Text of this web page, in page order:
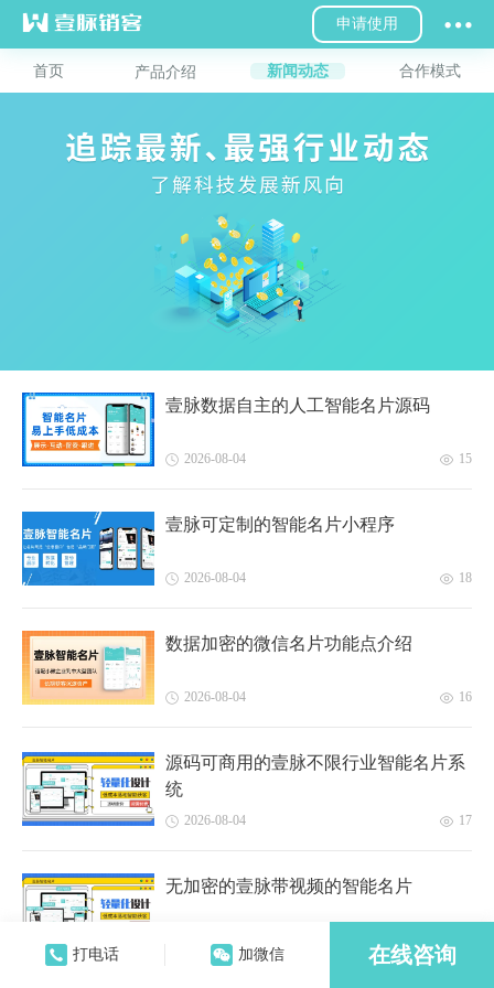
申请使用
首页 产品介绍 新闻动态 合作模式
壹脉数据自主的人工智能名片源码
2026-08-04 15
壹脉可定制的智能名片小程序
2026-08-04 18
数据加密的微信名片功能点介绍
2026-08-04 16
源码可商用的壹脉不限行业智能名片系
统
2026-08-04 17
无加密的壹脉带视频的智能名片
打电话 加微信 在线咨询